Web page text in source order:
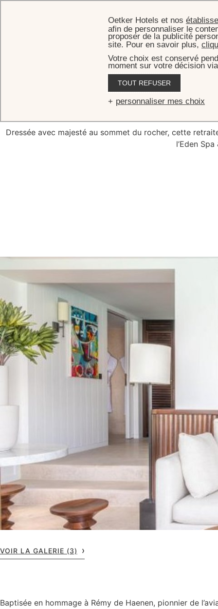
Legacy
Dressée avec majesté au sommet du rocher, cette
l’Eden
VOIR LA GALERIE (3)
Baptisée en hommage à Rémy de Haenen, pionnier de
Oetker Hotels et nos
afin de personnaliser le
proposer de la publicité
site. Pour en savoir plus,
Votre choix est conservé
moment sur votre décision
TOUT REFUSER
personnaliser mes choix